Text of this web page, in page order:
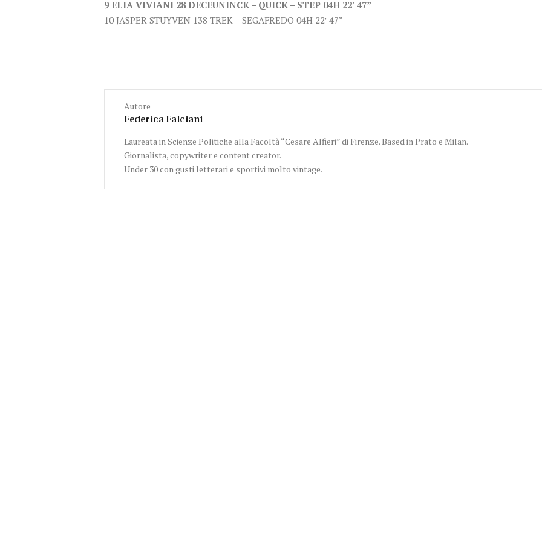
9 ELIA VIVIANI 28 DECEUNINCK – QUICK – STEP 04H 22′ 47”
10 JASPER STUYVEN 138 TREK – SEGAFREDO 04H 22′ 47”
Autore
Federica Falciani
Laureata in Scienze Politiche alla Facoltà “Cesare Alfieri” di Firenze. Based in Prato e Milan.
Giornalista, copywriter e content creator.
Under 30 con gusti letterari e sportivi molto vintage.